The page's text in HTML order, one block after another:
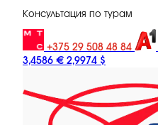
Консультация по турам
+375 29 508 48 84
3,4586 € 2,9974 $